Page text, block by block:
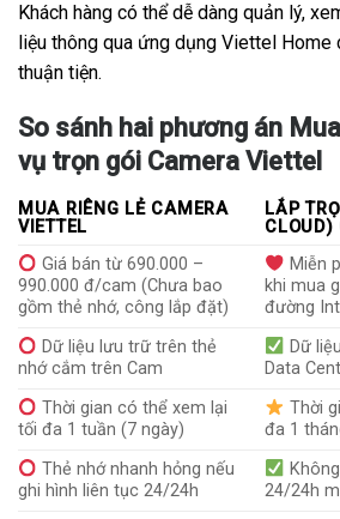
Khách hàng có thể dễ dàng quản lý,
liệu thông qua ứng dụng Viettel Home
thuận tiện.
So sánh hai phương án
vụ trọn gói Camera Viettel
MUA RIÊNG LẺ CAMERA
VIETTEL
LẮP
CLOUD)
Giá bán từ 690.000 –
990.000 đ/cam (Chưa bao
gồm thẻ nhớ, công lắp đặt)
Miễn
khi mua
đường
Dữ liệu lưu trữ trên thẻ
nhớ cắm trên Cam
Dữ
Data
Thời gian có thể xem lại
tối đa 1 tuần (7 ngày)
Thời
đa 1
Thẻ nhớ nhanh hỏng nếu
ghi hình liên tục 24/24h
24/24h